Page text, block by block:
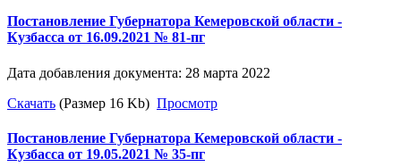
Постановление Губернатора Кемеровской области -
Кузбасса от 16.09.2021 № 81-пг
Дата добавления документа: 28 марта 2022
Скачать (Размер 16 Kb) Просмотр
Постановление Губернатора Кемеровской области -
Кузбасса от 19.05.2021 № 35-пг